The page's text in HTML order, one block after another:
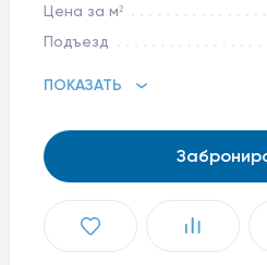
Цена за м²
Подъезд
ПОКАЗАТЬ